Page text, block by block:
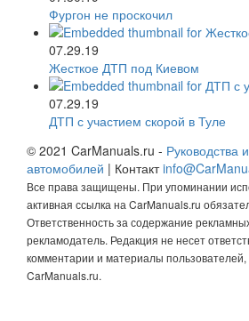
Фургон не проскочил
07.29.19
Жесткое ДТП под Киевом
07.29.19
ДТП с участием скорой в Туле
© 2021 CarManuals.ru - Руководства
автомобилей | Контакт
Все права защищены. При упоминании
активная ссылка на CarManuals.ru
Ответственность за содержание
рекламодатель. Редакция не несет
комментарии и материалы
CarManuals.ru.